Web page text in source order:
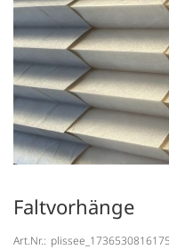
Faltvorhänge
Art.Nr.: plissee_1736530816175